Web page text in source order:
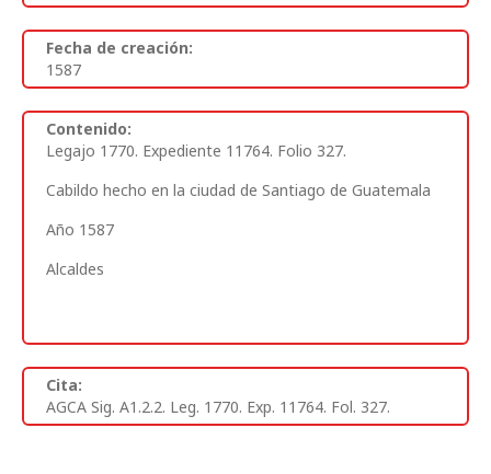
Fecha de creación:
1587
Contenido:
Legajo 1770. Expediente 11764. Folio 327.
Cabildo hecho en la ciudad de Santiago de Guatemala
Año 1587
Alcaldes
Cita:
AGCA Sig. A1.2.2. Leg. 1770. Exp. 11764. Fol. 327.